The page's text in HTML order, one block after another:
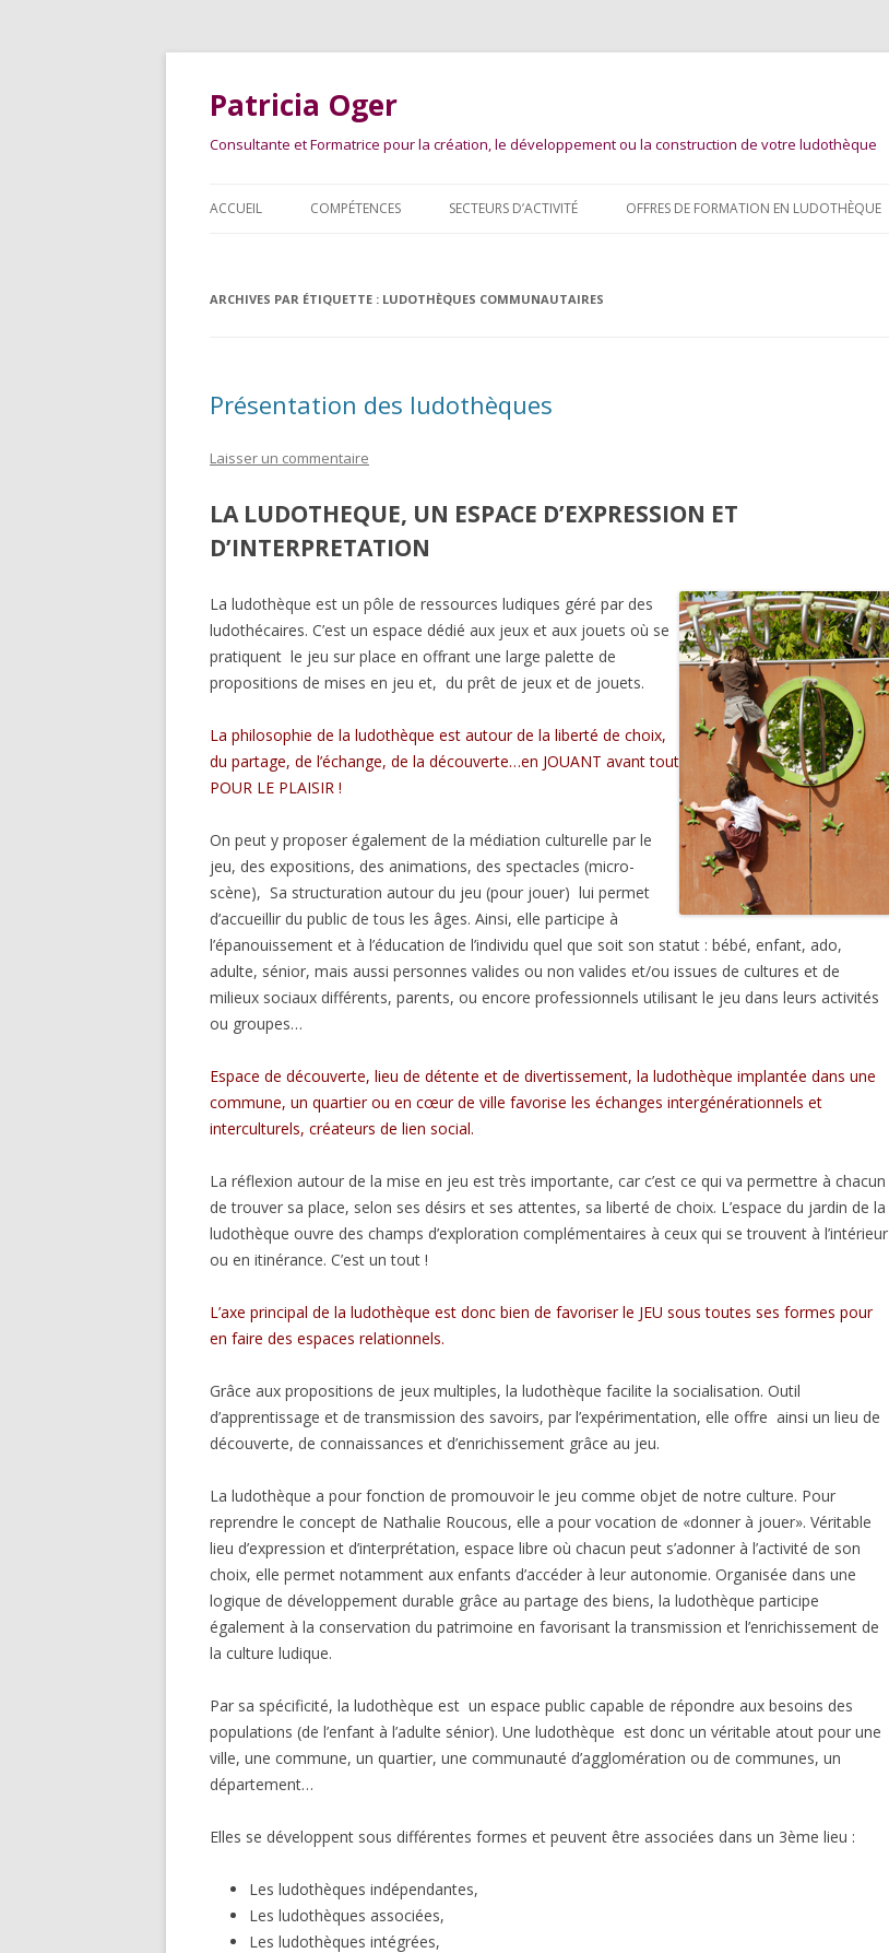
Patricia Oger
Consultante et Formatrice pour la création, le développement ou la construction de votre ludothèque
au
ACCUEIL COMPÉTENCES SECTEURS D’ACTIVITÉ OFFRES DE FORMATION EN LUDOTHÈQUE
ARCHIVES PAR ÉTIQUETTE : LUDOTHÈQUES COMMUNAUTAIRES
Présentation des ludothèques
Laisser un commentaire
LA LUDOTHEQUE, UN ESPACE D’EXPRESSION ET
D’INTERPRETATION
La ludothèque est un pôle de ressources ludiques géré par des
ludothécaires. C’est un espace dédié aux jeux et aux jouets où se
pratiquent le jeu sur place en offrant une large palette de
propositions de mises en jeu et, du prêt de jeux et de jouets.
La philosophie de la ludothèque est autour de la liberté de choix,
du partage, de l’échange, de la découverte…en JOUANT avant tout
POUR LE PLAISIR !
On peut y proposer également de la médiation culturelle par le
jeu, des expositions, des animations, des spectacles (micro-
scène), Sa structuration autour du jeu (pour jouer) lui permet
d’accueillir du public de tous les âges. Ainsi, elle participe à
l’épanouissement et à l’éducation de l’individu quel que soit son statut : bébé, enfant, ado,
adulte, sénior, mais aussi personnes valides ou non valides et/ou issues de cultures et de
milieux sociaux différents, parents, ou encore professionnels utilisant le jeu dans leurs activités
ou groupes…
Espace de découverte, lieu de détente et de divertissement, la ludothèque implantée dans une
commune, un quartier ou en cœur de ville favorise les échanges intergénérationnels et
interculturels, créateurs de lien social.
La réflexion autour de la mise en jeu est très importante, car c’est ce qui va permettre à chacun
de trouver sa place, selon ses désirs et ses attentes, sa liberté de choix. L’espace du jardin de la
ludothèque ouvre des champs d’exploration complémentaires à ceux qui se trouvent à l’intérieur
ou en itinérance. C’est un tout !
L’axe principal de la ludothèque est donc bien de favoriser le JEU sous toutes ses formes pour
en faire des espaces relationnels.
Grâce aux propositions de jeux multiples, la ludothèque facilite la socialisation. Outil
d’apprentissage et de transmission des savoirs, par l’expérimentation, elle offre ainsi un lieu de
découverte, de connaissances et d’enrichissement grâce au jeu.
La ludothèque a pour fonction de promouvoir le jeu comme objet de notre culture. Pour
reprendre le concept de Nathalie Roucous, elle a pour vocation de «donner à jouer». Véritable
lieu d’expression et d’interprétation, espace libre où chacun peut s’adonner à l’activité de son
choix, elle permet notamment aux enfants d’accéder à leur autonomie. Organisée dans une
logique de développement durable grâce au partage des biens, la ludothèque participe
également à la conservation du patrimoine en favorisant la transmission et l’enrichissement de
la culture ludique.
Par sa spécificité, la ludothèque est un espace public capable de répondre aux besoins des
populations (de l’enfant à l’adulte sénior). Une ludothèque est donc un véritable atout pour une
ville, une commune, un quartier, une communauté d’agglomération ou de communes, un
département…
Elles se développent sous différentes formes et peuvent être associées dans un 3ème lieu :
Les ludothèques indépendantes,
Les ludothèques associées,
Les ludothèques intégrées,